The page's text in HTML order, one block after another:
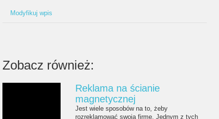
Modyfikuj wpis
Zobacz również:
Reklama na ścianie
magnetycznej
Jest wiele sposobów na to, żeby
rozreklamować swoją firmę. Jednym z tych